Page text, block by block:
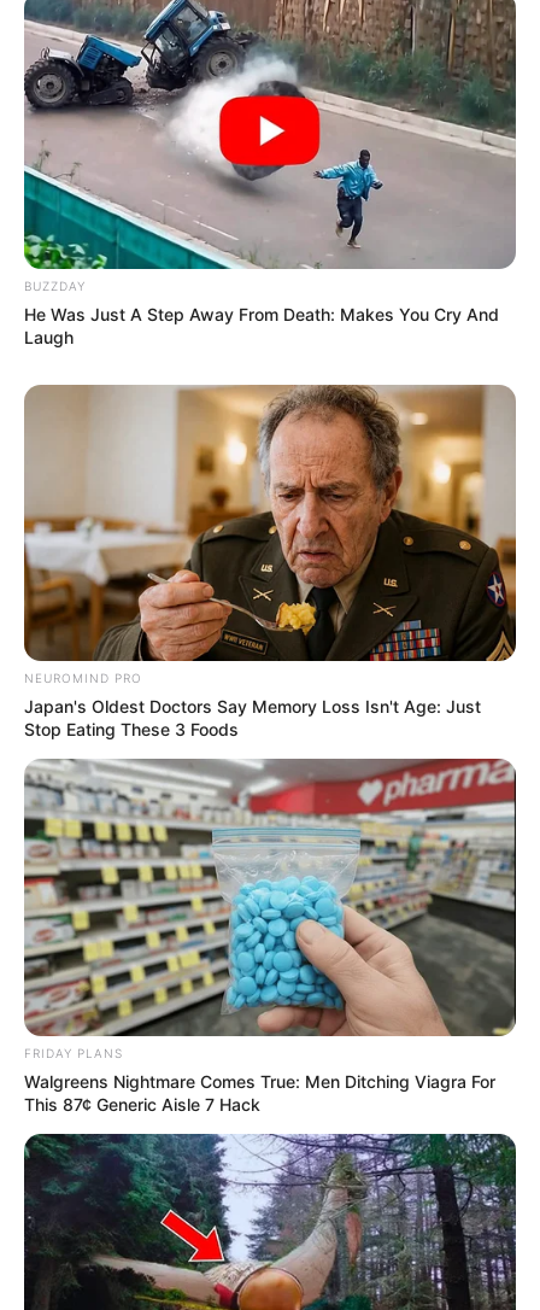
BUZZDAY
He Was Just A Step Away From Death: Makes You Cry And
Laugh
NEUROMIND PRO
Japan's Oldest Doctors Say Memory Loss Isn't Age: Just
Stop Eating These 3 Foods
FRIDAY PLANS
Walgreens Nightmare Comes True: Men Ditching Viagra For
This 87¢ Generic Aisle 7 Hack